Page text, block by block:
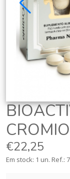
€22,25
Em stock: 1 un. Ref.: